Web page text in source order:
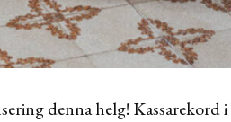
denna helg! Kassarekord